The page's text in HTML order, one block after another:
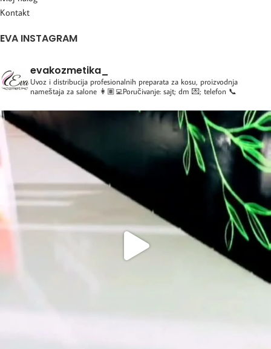
Kontakt
EVA INSTAGRAM
evakozmetika_
Uvoz i distribucija profesionalnih preparata za kosu, proizvodnja
nameštaja za salone 👩🏽‍💻Poručivanje: sajt; dm 💌; telefon 📞